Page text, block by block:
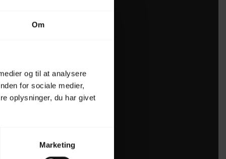
Om
og til at analysere
for sociale medier,
oplysninger, du har givet
Marketing